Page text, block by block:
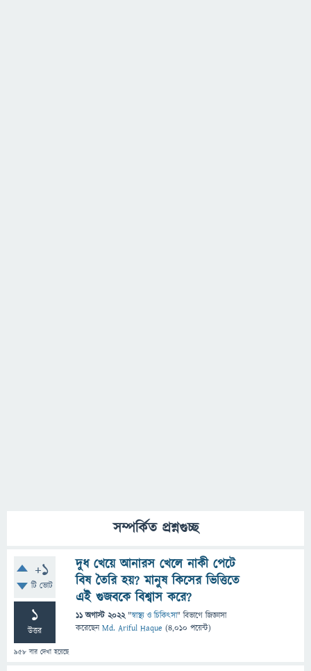
সম্পর্কিত প্রশ্নগুচ্ছ
+1
টি ভোট
1
উত্তর
958 বার দেখা হয়েছে
দুধ খেয়ে আনারস খেলে নাকী পেটে
বিষ তৈরি হয়? মানুষ কিসের ভিত্তিতে
এই গুজবকে বিশ্বাস করে?
11 অগাস্ট 2022 "স্বাস্থ্য ও চিকিৎসা" বিভাগে জিজ্ঞাসা
করেছেনMd. Ariful Haque (4,010 পয়েন্ট)